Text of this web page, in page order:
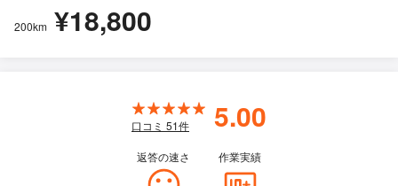
200km ¥18,800
口コミ 51件 5.00
返答の速さ 作業実績